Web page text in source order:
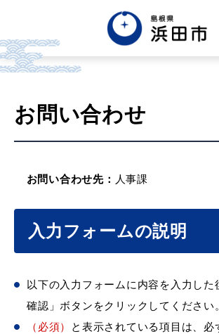
お問い合わせ
お問い合わせ先： 人事課
入力フォームの説明
以下の入力フォームに内容を入力した
確認」ボタンをクリックしてください
（必須）
と表示されている項目は、必